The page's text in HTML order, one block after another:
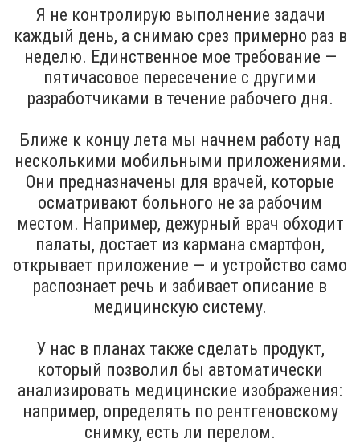
Я не контролирую выполнение задачи
каждый день, а снимаю срез примерно раз в
неделю. Единственное мое требование —
пятичасовое пересечение с другими
разработчиками в течение рабочего дня.
Ближе к концу лета мы начнем работу над
несколькими мобильными приложениями.
Они предназначены для врачей, которые
осматривают больного не за рабочим
местом. Например, дежурный врач обходит
палаты, достает из кармана смартфон,
открывает приложение — и устройство само
распознает речь и забивает описание в
медицинскую систему.
У нас в планах также сделать продукт,
который позволил бы автоматически
анализировать медицинские изображения:
например, определять по рентгеновскому
снимку, есть ли перелом.